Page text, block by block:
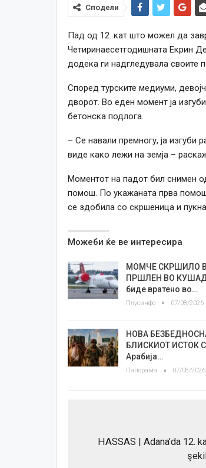
Сподели
Пад од 12. кат што можел да
Четиринаесетгодишната Екрин
додека ги надгледувала своите
Според турските медиуми,
дворот. Во еден момент ја
бетонска подлога.
– Се навали премногу, ја изгуби
виде како лежи на земја –
Моментот на падот бил снимен
помош. По укажаната прва
се здобила со скршеница и
Можеби ќе ве интересира
МОМЧЕ СКРШИЛО
ПРШЛЕН ВО
биде вратено во…
Плусинфо 07/08/2026
НОВА
БЛИСКИОТ ИСТОК
Арабија…
Панорама 07/08/2026
HASSAS | Adana’da 12.